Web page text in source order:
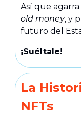
Así que
old money, y
futuro del
¡Suéltale!
La
NFTs